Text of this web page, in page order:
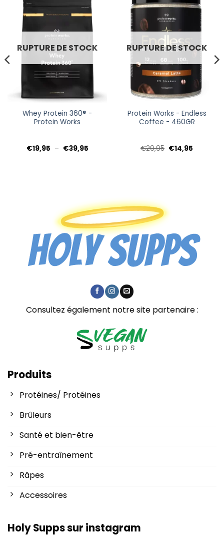
RUPTURE DE STOCK
Whey Protein 360® -
Protein Works
€19,95 – €39,95Plage
RUPTURE DE STOCK
Protein Works - Endless
Coffee - 460GR
€29,95 Le
€14,95
Consultez également notre site partenaire :
Produits
Protéines/ Protéines
Brûleurs
Santé et bien-être
Pré-entraînement
Râpes
Accessoires
Holy Supps sur instagram